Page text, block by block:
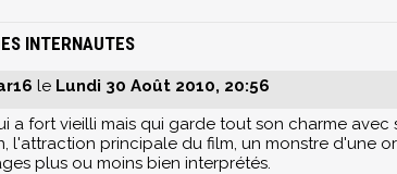
INTERNAUTES
le Lundi 30 Août 2010, 20:56
a fort vieilli mais qui garde tout son charme
l'attraction principale du film, un monstre d'une
plus ou moins bien interprétés.